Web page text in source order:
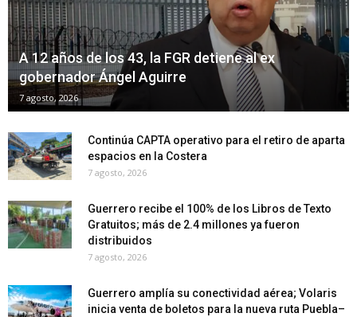
A 12 años de los 43, la FGR detiene al ex
gobernador Ángel Aguirre
7 agosto, 2026
Continúa CAPTA operativo para el retiro de aparta
espacios en la Costera
7 agosto, 2026
Guerrero recibe el 100% de los Libros de Texto
Gratuitos; más de 2.4 millones ya fueron
distribuidos
7 agosto, 2026
Guerrero amplía su conectividad aérea; Volaris
inicia venta de boletos para la nueva ruta Puebla–